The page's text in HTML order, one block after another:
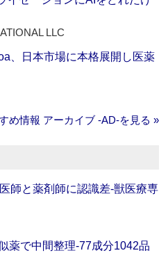
LLC
、日本市場に本格展開し医薬
め情報 アーカイブ ‐AD‐を見る »
師と薬剤師に認識差‐獣医療専
薬で中間整理‐77成分1042品